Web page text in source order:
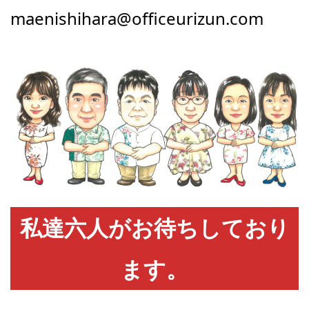
maenishihara@officeurizun.com
私達六人がお待ちしており
ます。